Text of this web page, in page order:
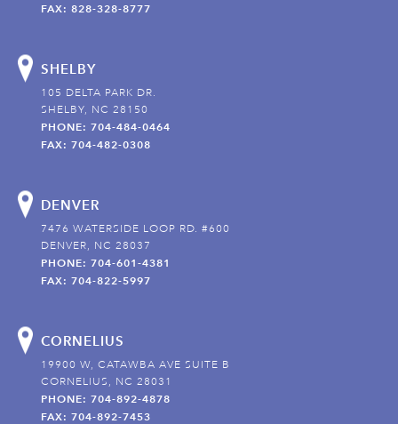
FAX: 828-328-8777
SHELBY
105 DELTA PARK DR.
SHELBY, NC 28150
PHONE: 704-484-0464
FAX: 704-482-0308
DENVER
7476 WATERSIDE LOOP RD. #600
DENVER, NC 28037
PHONE: 704-601-4381
FAX: 704-822-5997
CORNELIUS
19900 W, CATAWBA AVE SUITE B
CORNELIUS, NC 28031
PHONE: 704-892-4878
FAX: 704-892-7453